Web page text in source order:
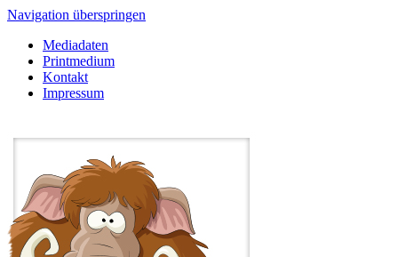
Navigation überspringen
Mediadaten
Printmedium
Kontakt
Impressum